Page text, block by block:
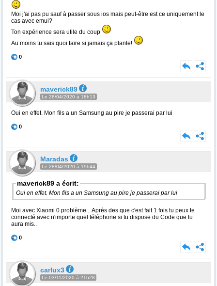
Moi j'ai pas pu sauf à passer sous ios mais peut-être est ce uniquement le
cas avec emui?
Ton expérience sera utile du coup
Au moins tu sais quoi faire si jamais ça plante!
0
maverick89
Le 28/04/2020 à 18h13
Oui en effet. Mon fils a un Samsung au pire je passerai par lui
0
Maradas
Le 28/04/2020 à 19h44
maverick89 a écrit:
Oui en effet. Mon fils a un Samsung au pire je passerai par lui
Moi avec Xiaomi 0 problème... Après des que c'est fait 1 fois tu peux te
connecté avec n'importe quel téléphone si tu dispose du Code que tu
aura mis..
0
carlux3
Le 03/11/2020 à 21h28